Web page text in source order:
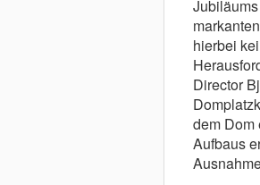
hierbei
Director
dem Dom
Aufbaus